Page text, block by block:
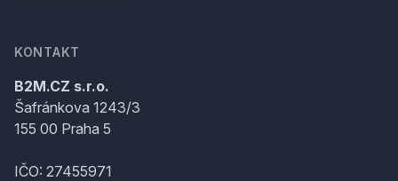
KONTAKT
B2M.CZ s.r.o.
Šafránkova 1243/3
155 00 Praha 5
IČO: 27455971